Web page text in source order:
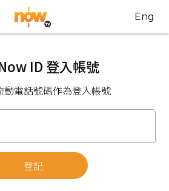
Eng
ID 登入帳號
動電話號碼作為登入帳號
登記